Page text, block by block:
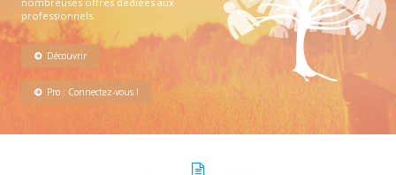
professionnels.
Découvrir
Pro : Connectez-vous !